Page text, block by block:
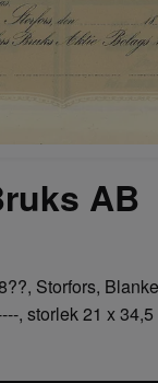
AB
Storfors,
, storlek 21 x